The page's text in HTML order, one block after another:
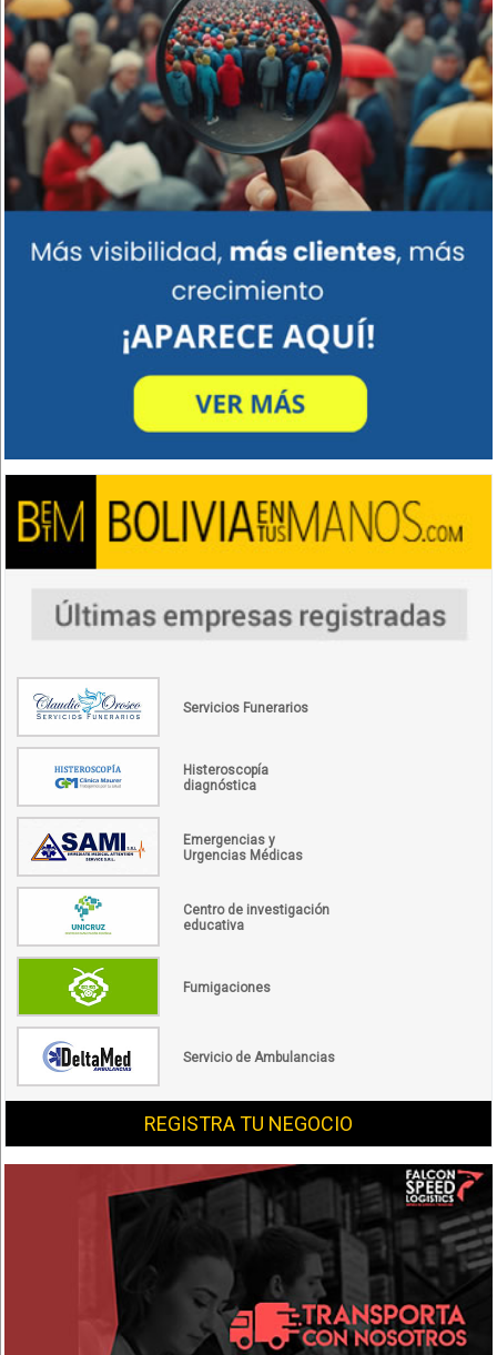
Servicios Funerarios
Histeroscopía
diagnóstica
Emergencias y
Urgencias Médicas
Centro de investigación
educativa
Fumigaciones
Servicio de Ambulancias
REGISTRA TU NEGOCIO